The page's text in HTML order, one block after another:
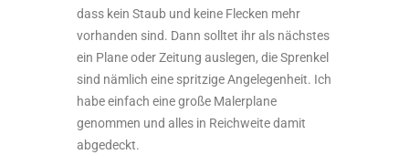
dass kein Staub und keine Flecken mehr
vorhanden sind. Dann solltet ihr als nächstes
ein Plane oder Zeitung auslegen, die Sprenkel
sind nämlich eine spritzige Angelegenheit. Ich
habe einfach eine große Malerplane
genommen und alles in Reichweite damit
abgedeckt.